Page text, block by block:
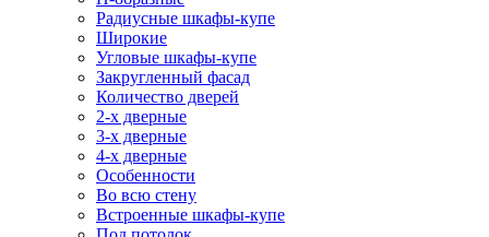
Радиусные шкафы-купе
Широкие
Угловые шкафы-купе
Закругленный фасад
Количество дверей
2-х дверные
3-х дверные
4-х дверные
Особенности
Во всю стену
Встроенные шкафы-купе